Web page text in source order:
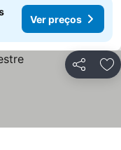
Ver preços
Partilhar